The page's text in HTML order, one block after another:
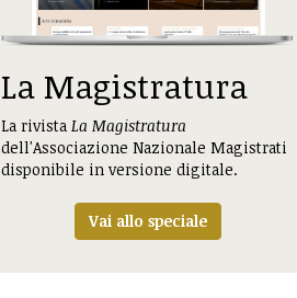
La Magistratura
La rivista La Magistratura
dell'Associazione Nazionale Magistrati
disponibile in versione digitale.
Vai allo speciale